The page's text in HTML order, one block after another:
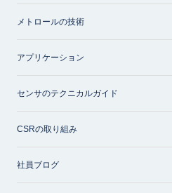
メトロールの技術
アプリケーション
センサのテクニカルガイド
CSRの取り組み
社員ブログ